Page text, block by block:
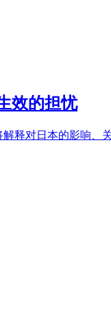
效的担忧
释对日本的影响、